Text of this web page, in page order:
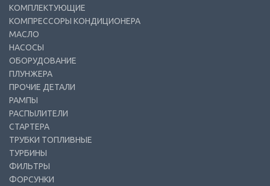
КОМПЛЕКТУЮЩИЕ
КОМПРЕССОРЫ КОНДИЦИОНЕРА
МАСЛО
НАСОСЫ
ОБОРУДОВАНИЕ
ПЛУНЖЕРА
ПРОЧИЕ ДЕТАЛИ
РАМПЫ
РАСПЫЛИТЕЛИ
СТАРТЕРА
ТРУБКИ ТОПЛИВНЫЕ
ТУРБИНЫ
ФИЛЬТРЫ
ФОРСУНКИ